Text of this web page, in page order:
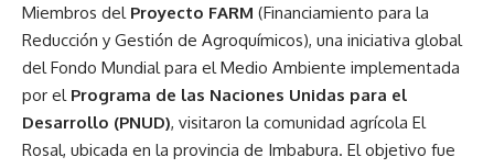
Miembros del Proyecto FARM (Financiamiento para la
Reducción y Gestión de Agroquímicos), una iniciativa global
del Fondo Mundial para el Medio Ambiente implementada
por el Programa de las Naciones Unidas para el
Desarrollo (PNUD), visitaron la comunidad agrícola El
Rosal, ubicada en la provincia de Imbabura. El objetivo fue